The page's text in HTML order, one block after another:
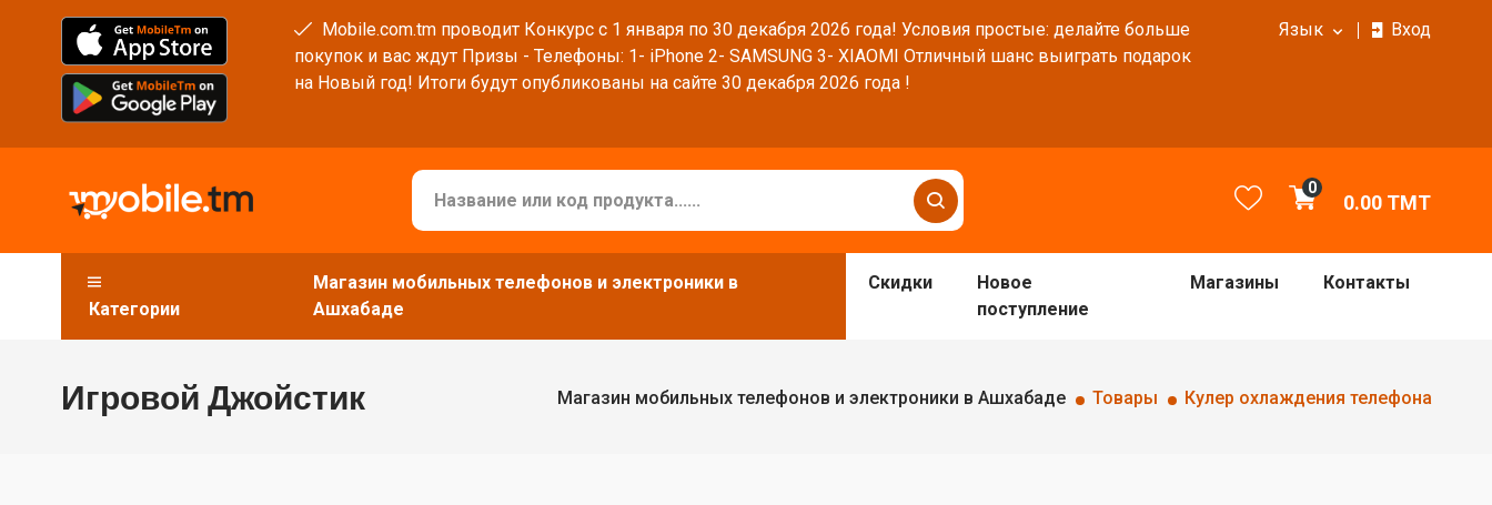
Mobile.com.tm проводит Конкурс с 1 января по 30 декабря 2026 года! Условия простые: делайте больше
покупок и вас ждут Призы - Телефоны: 1- iPhone 2- SAMSUNG 3- XIAOMI Отличный шанс выиграть подарок
на Новый год! Итоги будут опубликованы на сайте 30 декабря 2026 года !
Язык Вход
0
0.00 TMT
Категории
Магазин мобильных телефонов и электроники в
Ашхабаде
Скидки
Новое
поступление
Магазины Контакты
Игровой Джойстик Магазин мобильных телефонов и электроники в Ашхабаде Товары Кулер охлаждения телефона